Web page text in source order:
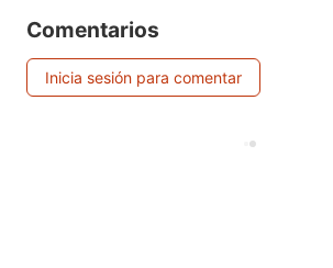
Comentarios
Inicia sesión para comentar